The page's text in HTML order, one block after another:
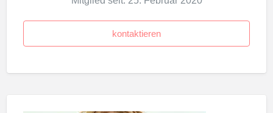
kontaktieren